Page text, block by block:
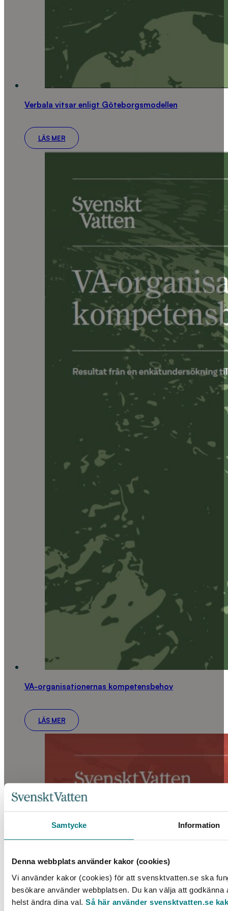
Samtycke Information
Denna webbplats använder kakor (cookies)
Vi använder kakor (cookies) för att svensktvatten.se ska
besökare använder webbplatsen. Du kan välja att
helst ändra dina val. Så här använder svensktvatten.se
Verbala vitsar enligt Göteborgsmodellen
LÄS MER
VA-organisationernas kompetensbehov
LÄS MER